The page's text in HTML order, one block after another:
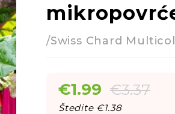
/Swiss Chard
€1.99 €3.37
Štedite €1.38